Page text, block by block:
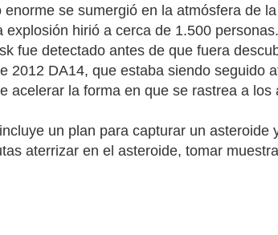
se sumergió en la atmósfera de
explosión hirió a cerca de 1.500 personas.
fue detectado antes de que fuera
2012 DA14, que estaba siendo seguido
acelerar la forma en que se rastrea a
un plan para capturar un
aterrizar en el asteroide, tomar